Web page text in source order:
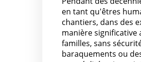
en tant qu'êtres
chantiers, dans des
manière significative
familles, sans
baraquements ou